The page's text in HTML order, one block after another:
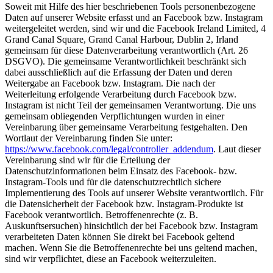
Soweit mit Hilfe des hier beschriebenen Tools personenbezogene
Daten auf unserer Website erfasst und an Facebook bzw. Instagram
weitergeleitet werden, sind wir und die Facebook Ireland Limited, 4
Grand Canal Square, Grand Canal Harbour, Dublin 2, Irland
gemeinsam für diese Datenverarbeitung verantwortlich (Art. 26
DSGVO). Die gemeinsame Verantwortlichkeit beschränkt sich
dabei ausschließlich auf die Erfassung der Daten und deren
Weitergabe an Facebook bzw. Instagram. Die nach der
Weiterleitung erfolgende Verarbeitung durch Facebook bzw.
Instagram ist nicht Teil der gemeinsamen Verantwortung. Die uns
gemeinsam obliegenden Verpflichtungen wurden in einer
Vereinbarung über gemeinsame Verarbeitung festgehalten. Den
Wortlaut der Vereinbarung finden Sie unter:
https://www.facebook.com/legal/controller_addendum. Laut dieser
Vereinbarung sind wir für die Erteilung der
Datenschutzinformationen beim Einsatz des Facebook- bzw.
Instagram-Tools und für die datenschutzrechtlich sichere
Implementierung des Tools auf unserer Website verantwortlich. Für
die Datensicherheit der Facebook bzw. Instagram-Produkte ist
Facebook verantwortlich. Betroffenenrechte (z. B.
Auskunftsersuchen) hinsichtlich der bei Facebook bzw. Instagram
verarbeiteten Daten können Sie direkt bei Facebook geltend
machen. Wenn Sie die Betroffenenrechte bei uns geltend machen,
sind wir verpflichtet, diese an Facebook weiterzuleiten.